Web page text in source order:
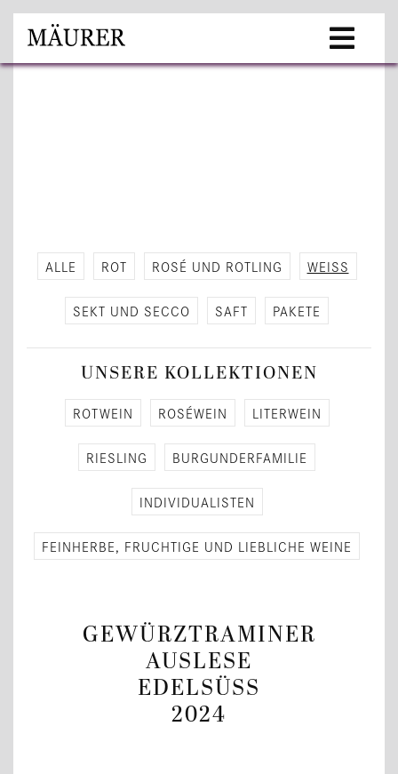
ALLE ROT ROSÉ UND ROT­LING WEISS
SEKT UND SECCO SAFT PA­KE­TE
UN­SE­RE KOL­LEK­TIO­NEN
ROT­WEIN ROSÉWEIN LI­TER­WEIN
RIES­LING BUR­GUN­DER­FA­MI­LIE
IN­DI­VI­DUA­LIS­TEN
FEIN­HER­BE, FRUCH­TI­GE UND LIEB­LI­CHE WEINE
GEWÜRZTRAMINER
AUSLESE
EDELSÜSS
2024